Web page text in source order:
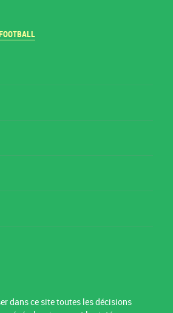
dans ce site toutes les décisions